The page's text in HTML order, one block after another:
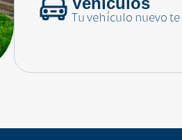
Tu vehículo nuevo